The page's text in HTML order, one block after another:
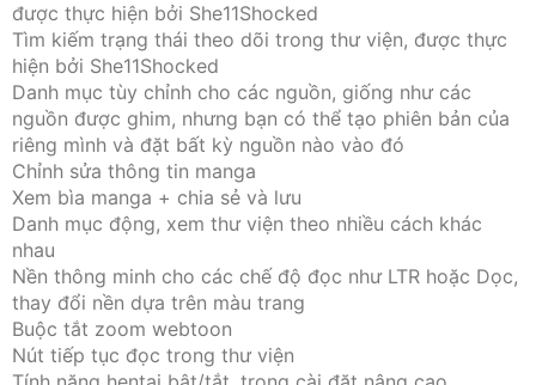
được thực hiện bởi She11Shocked
Tìm kiếm trạng thái theo dõi trong thư viện, được thực
hiện bởi She11Shocked
Danh mục tùy chỉnh cho các nguồn, giống như các
nguồn được ghim, nhưng bạn có thể tạo phiên bản của
riêng mình và đặt bất kỳ nguồn nào vào đó
Chỉnh sửa thông tin manga
Xem bìa manga + chia sẻ và lưu
Danh mục động, xem thư viện theo nhiều cách khác
nhau
Nền thông minh cho các chế độ đọc như LTR hoặc Dọc,
thay đổi nền dựa trên màu trang
Buộc tắt zoom webtoon
Nút tiếp tục đọc trong thư viện